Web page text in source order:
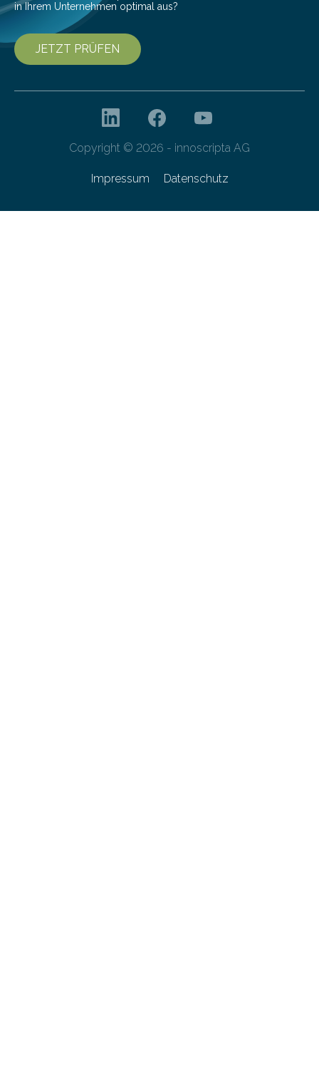
in Ihrem Unternehmen optimal aus?
JETZT PRÜFEN
Copyright © 2026 - innoscripta AG
Impressum Datenschutz